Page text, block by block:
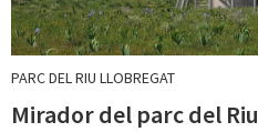
PARC DEL RIU LLOBREGAT
Mirador del parc del Riu